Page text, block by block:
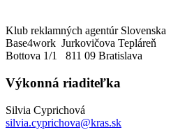
Klub reklamných agentúr Slovenska
Base4work Jurkovičova Tepláreň
Bottova 1/1 811 09 Bratislava
Výkonná riaditeľka
Silvia Cyprichová
silvia.cyprichova@kras.sk